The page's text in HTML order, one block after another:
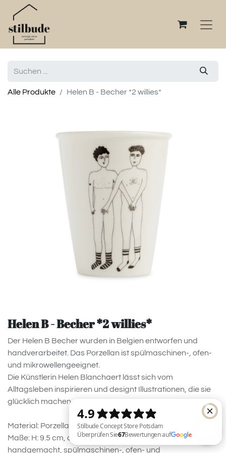
Alle Produkte Helen B - Becher *2 willies*
Helen B - Becher *2 willies*
Der Helen B Becher wurden in Belgien entworfen und
handverarbeitet. Das Porzellan ist spülmaschinen-, ofen-
und mikrowellengeeignet.
Die Künstlerin Helen Blanchaert lässt sich vom
Alltagsleben inspirieren und designt Illustrationen, die sie
glücklich machen.
Material: Porzellan
Maße: H: 9.5 cm, ca. 220ml
handgemacht, spülmaschinen-, ofen- und